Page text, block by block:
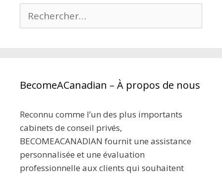
Rechercher :
BecomeACanadian – À propos de nous
Reconnu comme l’un des plus importants
cabinets de conseil privés,
BECOMEACANADIAN fournit une assistance
personnalisée et une évaluation
professionnelle aux clients qui souhaitent